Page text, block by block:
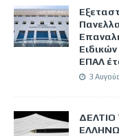
ΕΠΑΛ
3
ΔΕΛΤΙΟ